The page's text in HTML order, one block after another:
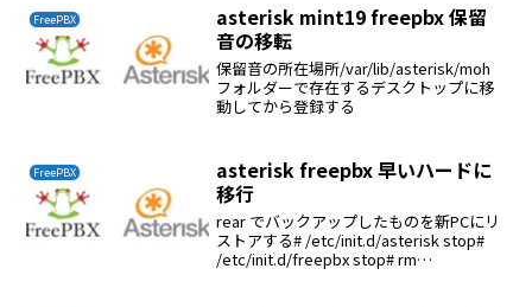
FreePBX
asterisk mint19 freepbx 保留
音の移転
保留音の所在場所/var/lib/asterisk/moh
フォルダーで存在するデスクトップに移
動してから登録する
FreePBX
asterisk freepbx 早いハードに
移行
rear でバックアップしたものを新PCにリ
ストアする# /etc/init.d/asterisk stop#
/etc/init.d/freepbx stop# rm